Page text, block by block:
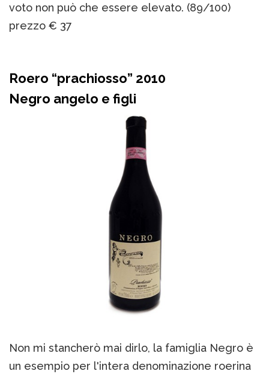
voto non può che essere elevato. (89/100)
prezzo € 37
Roero “prachiosso” 2010
Negro angelo e figli
Non mi stancherò mai dirlo, la famiglia Negro è
un esempio per l'intera denominazione roerina